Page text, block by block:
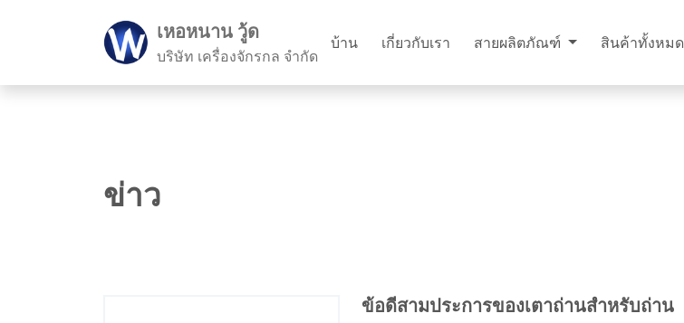
เหอหนาน วู้ด
บริษัท เครื่องจักรกล จำกัด
บ้าน เกี่ยวกับเรา สายผลิตภัณฑ์ สินค้าทั้งหมด
ข่าว
ข้อดีสามประการของเตาถ่านสำหรับถ่าน